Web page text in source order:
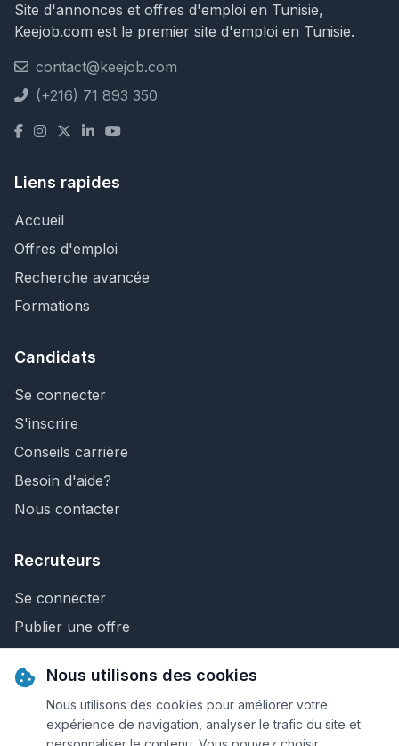
Site d'annonces et offres d'emploi en Tunisie,
Keejob.com est le premier site d'emploi en Tunisie.
contact@keejob.com
(+216) 71 893 350
Liens rapides
Accueil
Offres d'emploi
Recherche avancée
Formations
Candidats
Se connecter
S'inscrire
Conseils carrière
Besoin d'aide?
Nous contacter
Recruteurs
Se connecter
Publier une offre
Nous contacter
Nous utilisons des cookies
Nous utilisons des cookies pour améliorer votre
expérience de navigation, analyser le trafic du site et